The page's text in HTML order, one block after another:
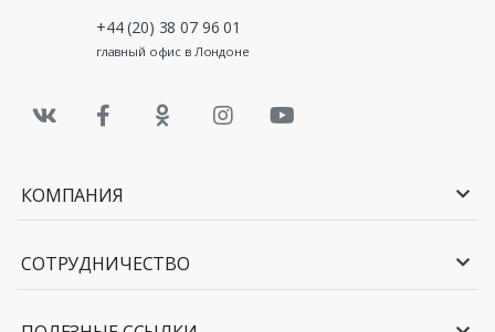
+44 (20) 38 07 96 01
главный офис в Лондоне
КОМПАНИЯ
СОТРУДНИЧЕСТВО